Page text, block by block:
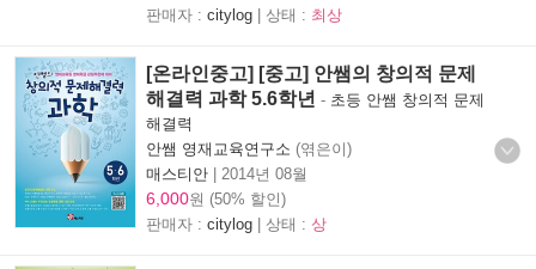
판매자 : citylog | 상태 : 최상
[온라인중고] [중고] 안쌤의 창의적 문제
해결력 과학 5.6학년 - 초등 안쌤 창의적 문제
해결력
안쌤 영재교육연구소 (엮은이)
매스티안 | 2014년 08월
6,000원 (50% 할인)
판매자 : citylog | 상태 : 상